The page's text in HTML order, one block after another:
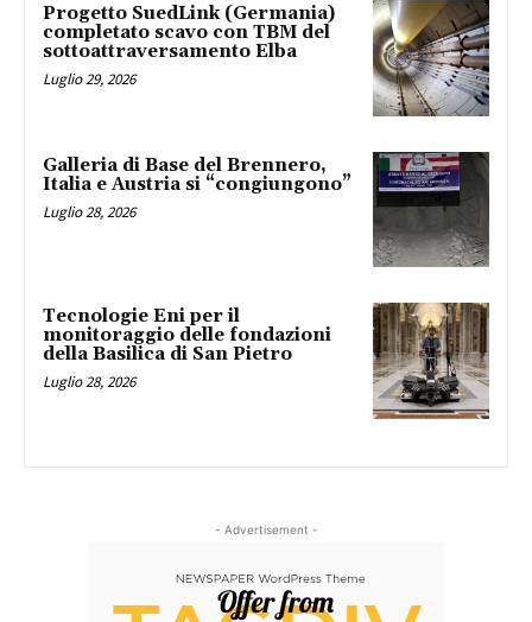
Progetto SuedLink (Germania)
completato scavo con TBM del
sottoattraversamento Elba
Luglio 29, 2026
Galleria di Base del Brennero,
Italia e Austria si “congiungono”
Luglio 28, 2026
Tecnologie Eni per il
monitoraggio delle fondazioni
della Basilica di San Pietro
Luglio 28, 2026
- Advertisement -